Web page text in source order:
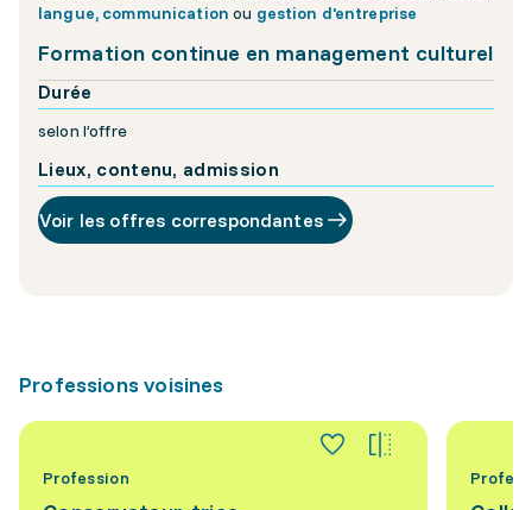
langue, communication ou gestion d'entreprise
Formation continue en management culturel
Durée
selon l’offre
Lieux, contenu, admission
Voir les offres correspondantes
Professions voisines
Profession